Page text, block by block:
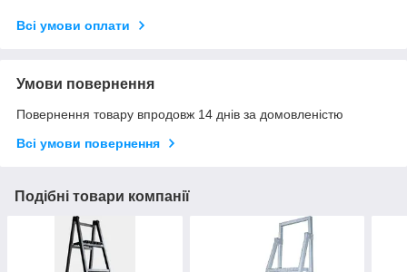
Всі умови оплати
Умови повернення
Повернення товару впродовж 14 днів за домовленістю
Всі умови повернення
Подібні товари компанії